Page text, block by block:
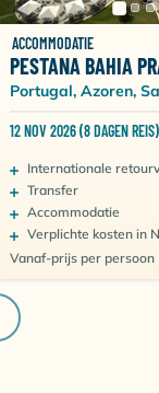
ACCOMMODATIE
PESTANA BAHIA
Portugal, Azoren,
12 NOV 2026 (8 DAGEN REIS)
Internationale
Transfer
Accommodatie
Verplichte kosten in
Vanaf-prijs per persoon